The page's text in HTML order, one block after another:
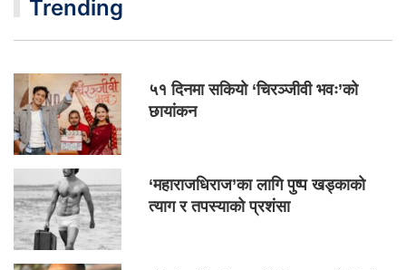
Trending
५१ दिनमा सकियो ‘चिरञ्जीवी भवः’को
छायांकन
‘महाराजधिराज’का लागि पुष्प खड्काको
त्याग र तपस्याको प्रशंसा